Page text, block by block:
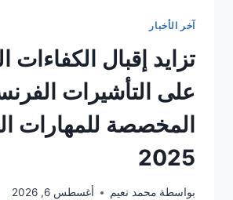
الواجهة:
خطوات
جديدة
لإنعاش
المصالحة
الوطنية
آخر الأخبار
تزايد إقبال الكفاءات
على التأشيرات
المخصصة للمهارات
2025
بواسطة محمد نعيم أغسطس 6, 2026